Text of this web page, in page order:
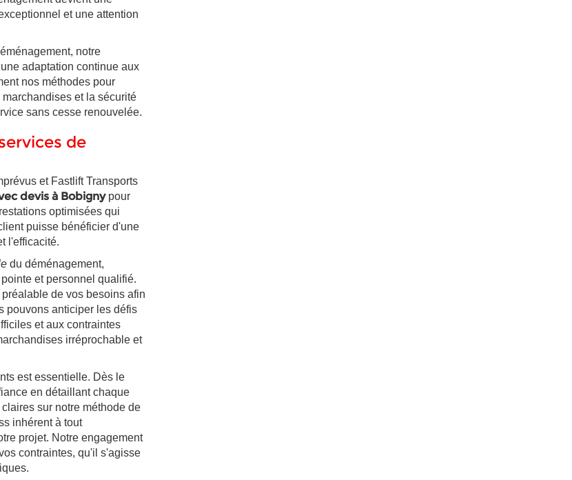
et une attention
notre
adaptation continue aux
nos méthodes pour
et la sécurité
sans cesse renouvelée.
de
et Fastlift Transports
devis à Bobignypour
optimisées qui
puisse bénéficier d'une
l'efficacité.
du déménagement,
et personnel qualifié.
de vos besoins afin
pouvons anticiper les défis
et aux contraintes
irréprochable et
est essentielle. Dès le
en détaillant chaque
sur notre méthode de
inhérent à tout
projet. Notre engagement
contraintes, qu'il s'agisse